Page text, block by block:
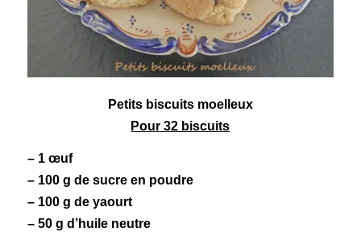
Petits biscuitsmoelleux
Pour 32 biscuits
– 1 œuf
– 100 g de sucre en poudre
– 100 g de yaourt
– 50 g d’huile neutre